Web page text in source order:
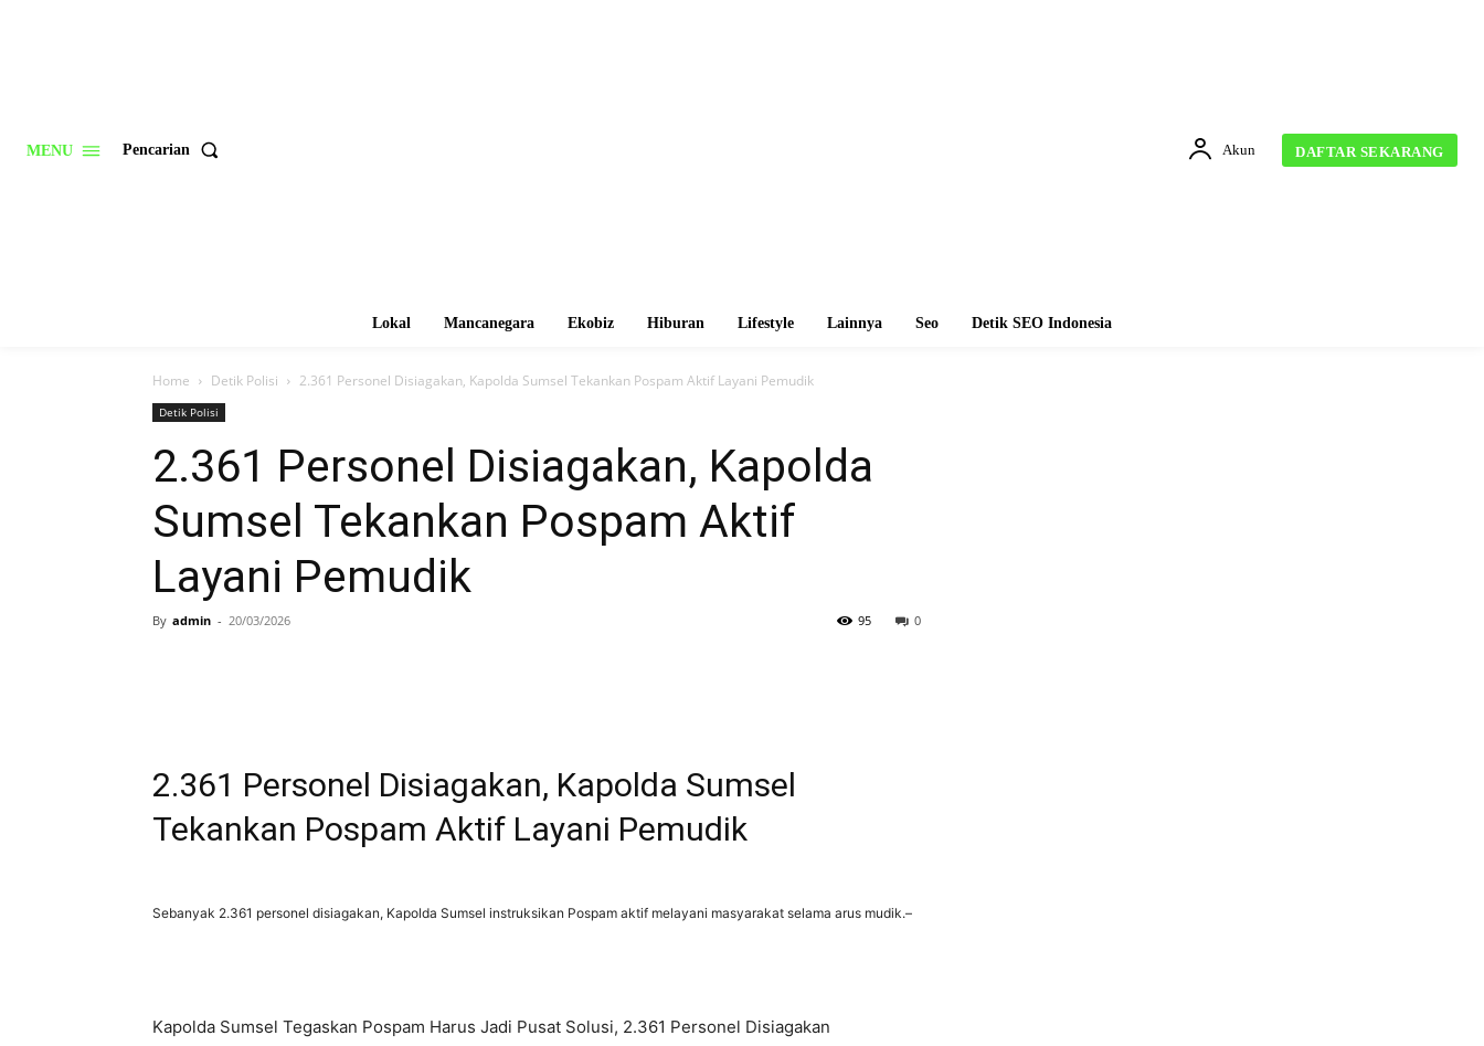
MENU Pencarian Akun DAFTAR SEKARANG
Lokal Mancanegara Ekobiz Hiburan Lifestyle Lainnya Seo Detik SEO Indonesia
Home Detik Polisi 2.361 Personel Disiagakan, Kapolda Sumsel Tekankan Pospam Aktif Layani Pemudik
Detik Polisi
2.361 Personel Disiagakan, Kapolda
Sumsel Tekankan Pospam Aktif
Layani Pemudik
By admin - 20/03/2026 0
95
2.361 Personel Disiagakan, Kapolda Sumsel
Tekankan Pospam Aktif Layani Pemudik
Sebanyak 2.361 personel disiagakan, Kapolda Sumsel instruksikan Pospam aktif melayani masyarakat selama arus mudik.–
Kapolda Sumsel Tegaskan Pospam Harus Jadi Pusat Solusi, 2.361 Personel Disiagakan